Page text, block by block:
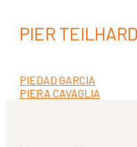
PIER
Navegación
de
Anterior:
PIEDAD GARCIA
Siguiente:
PIERA CAVAGLIA